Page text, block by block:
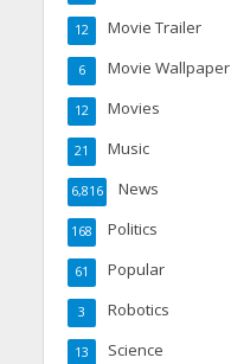
Movie Trailer
12
Movie Wallpaper
6
Movies
12
Music
21
News
6,816
Politics
168
Popular
61
Robotics
3
Science
13